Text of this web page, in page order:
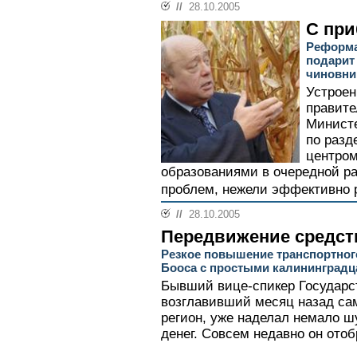
// 28.10.2005
С
по
образованиями в очередной
проблем, нежели эффективно
// 28.10.2005
Передвижение
Резкое повышение
Бооса с простыми
Бывший вице-спикер
возглавивший месяц назад
регион, уже наделал немало
денег. Совсем недавно он